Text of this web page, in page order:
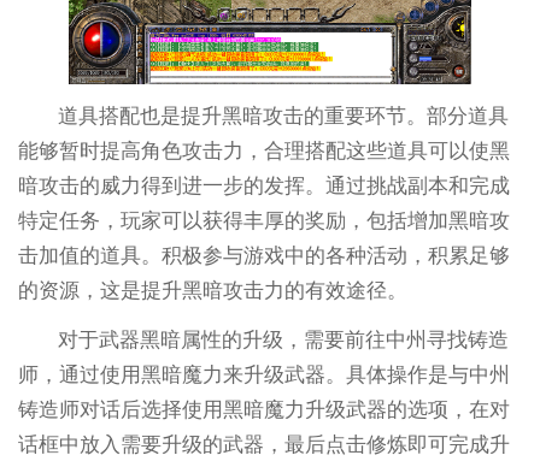
道具搭配也是提升黑暗攻击的重要环节。部分道具
能够暂时提高角色攻击力，合理搭配这些道具可以使黑
暗攻击的威力得到进一步的发挥。通过挑战副本和完成
特定任务，玩家可以获得丰厚的奖励，包括增加黑暗攻
击加值的道具。积极参与游戏中的各种活动，积累足够
的资源，这是提升黑暗攻击力的有效途径。
对于武器黑暗属性的升级，需要前往中州寻找铸造
师，通过使用黑暗魔力来升级武器。具体操作是与中州
铸造师对话后选择使用黑暗魔力升级武器的选项，在对
话框中放入需要升级的武器，最后点击修炼即可完成升